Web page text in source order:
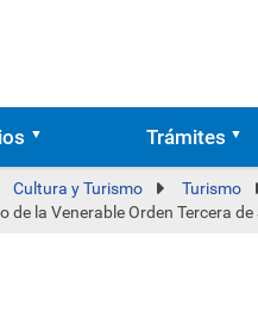
Trámites
Cultura y Turismo Turismo
la Venerable Orden Tercera